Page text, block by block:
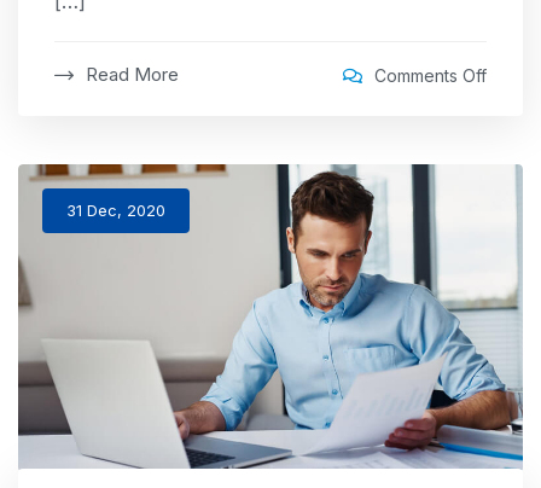
Read More Comments Offon
pour
31 Dec, 2020